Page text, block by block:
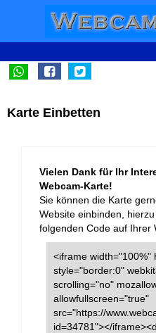
Karte Einbetten
Vielen Dank für Ihr
Webcam-Karte!
Sie können die Karte
Website einbinden,
folgenden Code auf Ihrer
<iframe width="100%"
style="border:0"
scrolling="no"
allowfullscreen="true"
src="https://
id=34781"></